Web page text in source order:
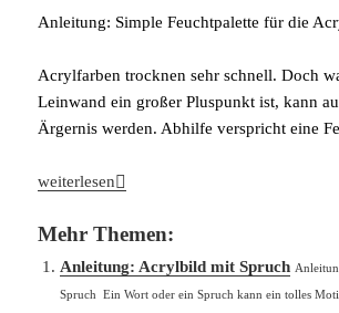
Anleitung: Simple Feuchtpalette für die
Acrylfarben trocknen sehr schnell. Doch
Leinwand ein großer Pluspunkt ist, kann
Ärgernis werden. Abhilfe verspricht eine
Anleitung: Simple Feuchtpalette für die
weiterlesen
Mehr Themen:
Anleitung: Acrylbild mit Spruch
Spruch Ein Wort oder ein Spruch kann ein tolles